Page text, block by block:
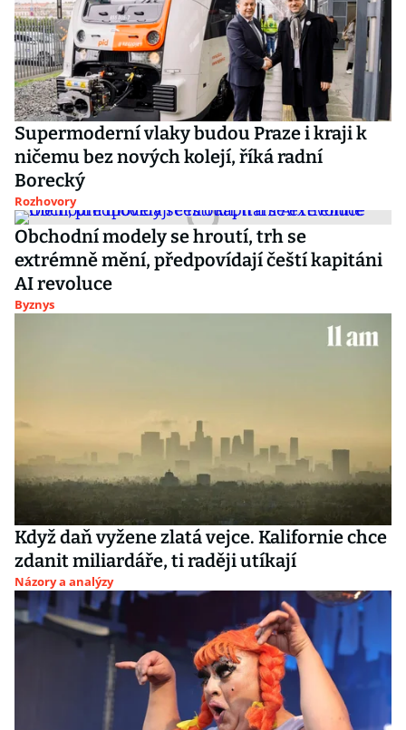
Supermoderní vlaky budou Praze i kraji k
ničemu bez nových kolejí, říká radní
Borecký
Rozhovory
Obchodní modely se hroutí, trh se
extrémně mění, předpovídají čeští kapitáni
AI revoluce
Byznys
Když daň vyžene zlatá vejce. Kalifornie chce
zdanit miliardáře, ti raději utíkají
Názory a analýzy